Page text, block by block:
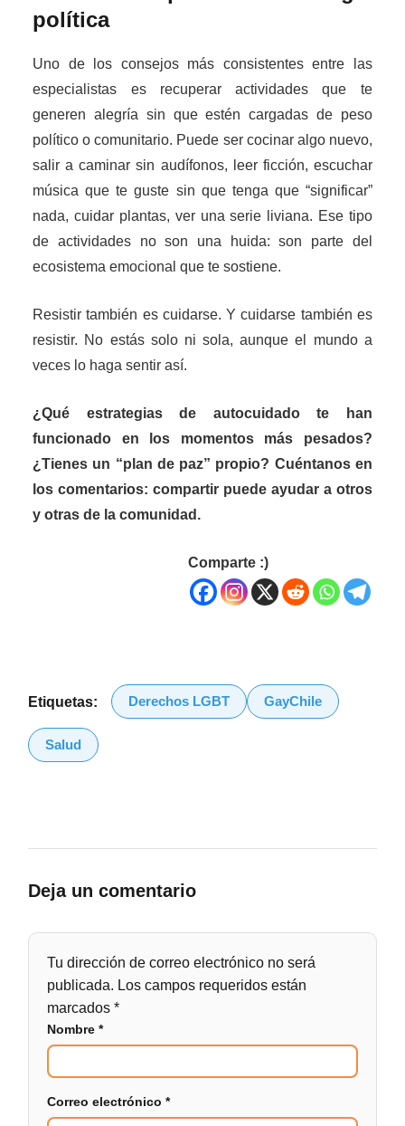
política
Uno de los consejos más consistentes entre las
especialistas es recuperar actividades que te
generen alegría sin que estén cargadas de peso
político o comunitario. Puede ser cocinar algo nuevo,
salir a caminar sin audífonos, leer ficción, escuchar
música que te guste sin que tenga que “significar”
nada, cuidar plantas, ver una serie liviana. Ese tipo
de actividades no son una huida: son parte del
ecosistema emocional que te sostiene.
Resistir también es cuidarse. Y cuidarse también es
resistir. No estás solo ni sola, aunque el mundo a
veces lo haga sentir así.
¿Qué estrategias de autocuidado te han
funcionado en los momentos más pesados?
¿Tienes un “plan de paz” propio? Cuéntanos en
los comentarios: compartir puede ayudar a otros
y otras de la comunidad.
Comparte :)
Etiquetas: Derechos LGBT GayChile
Salud
Deja un comentario
Tu dirección de correo electrónico no será
publicada. Los campos requeridos están
marcados*
Nombre*
Correo electrónico*